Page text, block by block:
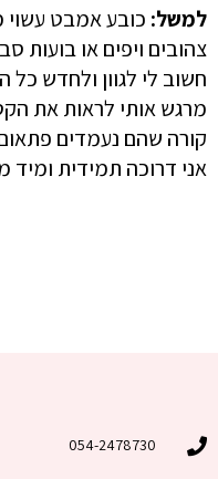
למשל: כובע אמבט עשוי
צהובים ויפים או בועות
חשוב לי לגוון ולחדש
מרגש אותי לראות את
קורה שהם נעמדים
אני דרוכה תמידית ומיד
054-2478730